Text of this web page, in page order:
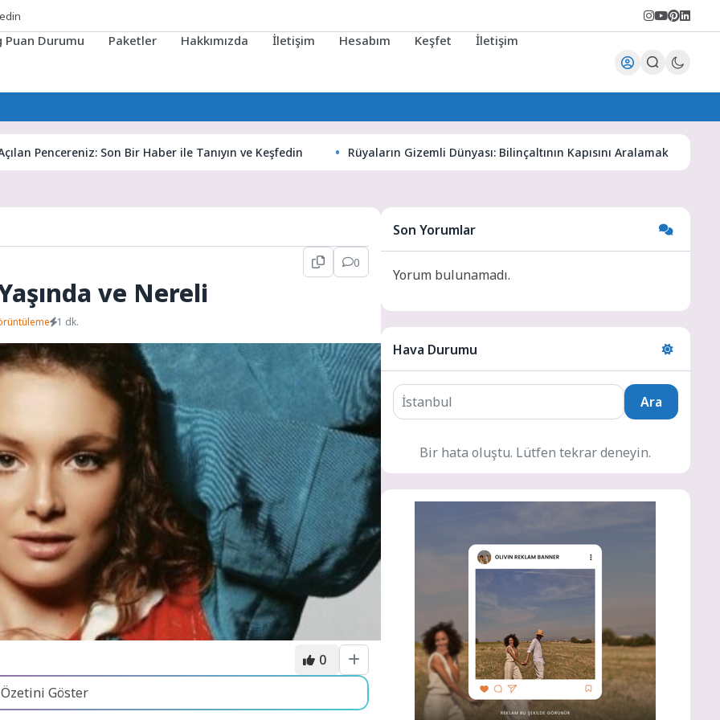
Puan Durumu Paketler Hakkımızda İletişim Hesabım Keşfet İletişim
Son Bir Haber ile Tanıyın ve Keşfedin Rüyaların Gizemli Dünyası: Bilinçaltının Kapısını Aralamak
0
ve Nereli
1 dk.
0
Özetini Göster
Son Yorumlar
Yorum bulunamadı.
Hava Durumu
Ara
Bir hata oluştu. Lütfen tekrar deneyin.